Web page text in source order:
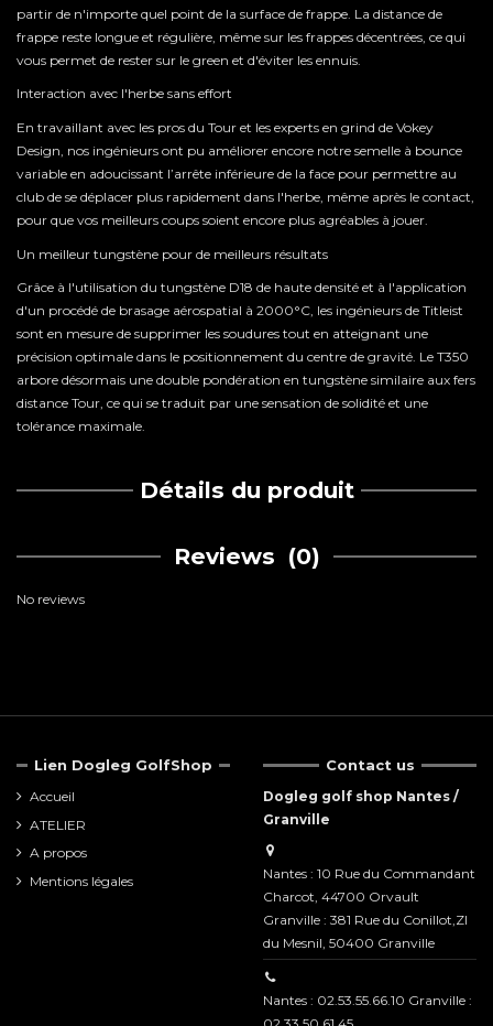
partir de n'importe quel point de la surface de frappe. La distance de
frappe reste longue et régulière, même sur les frappes décentrées, ce qui
vous permet de rester sur le green et d'éviter les ennuis.
Interaction avec l'herbe sans effort
En travaillant avec les pros du Tour et les experts en grind de Vokey
Design, nos ingénieurs ont pu améliorer encore notre semelle à bounce
variable en adoucissant l’arrête inférieure de la face pour permettre au
club de se déplacer plus rapidement dans l'herbe, même après le contact,
pour que vos meilleurs coups soient encore plus agréables à jouer.
Un meilleur tungstène pour de meilleurs résultats
Grâce à l'utilisation du tungstène D18 de haute densité et à l'application
d'un procédé de brasage aérospatial à 2000°C, les ingénieurs de Titleist
sont en mesure de supprimer les soudures tout en atteignant une
précision optimale dans le positionnement du centre de gravité. Le T350
arbore désormais une double pondération en tungstène similaire aux fers
distance Tour, ce qui se traduit par une sensation de solidité et une
tolérance maximale.
Détails du produit
Reviews (0)
No reviews
Lien Dogleg GolfShop
Accueil
ATELIER
A propos
Mentions légales
Contact us
Dogleg golf shop Nantes /
Granville
Nantes : 10 Rue du Commandant
Charcot, 44700 Orvault
Granville : 381 Rue du Conillot,ZI
du Mesnil, 50400 Granville
Nantes : 02.53.55.66.10 Granville :